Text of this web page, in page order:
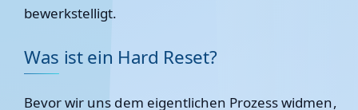
bewerkstelligt.
Was ist ein Hard Reset?
Bevor wir uns dem eigentlichen Prozess widmen,